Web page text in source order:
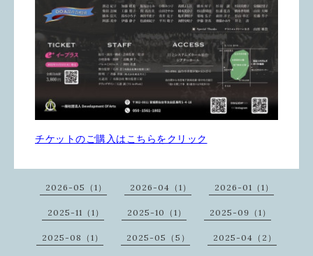
チケットのご購入はこちらをクリック
2026-05（1） 2026-04（1） 2026-01（1）
2025-11（1） 2025-10（1） 2025-09（1）
2025-08（1） 2025-05（5） 2025-04（2）